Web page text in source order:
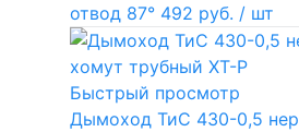
отвод 87° 492 руб. / шт
Быстрый просмотр
Дымоход ТиС 430-0,5